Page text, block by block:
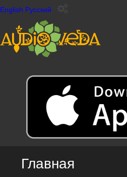
English Русский
Главная